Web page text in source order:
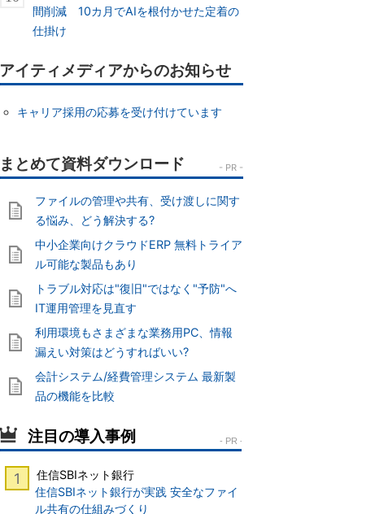
間削減 10カ月でAIを根付かせた定着の
仕掛け
アイティメディアからのお知らせ
キャリア採用の応募を受け付けています
ファイルの管理や共有、受け渡しに関す
る悩み、どう解決する?
中小企業向けクラウドERP 無料トライア
ル可能な製品もあり
トラブル対応は"復旧"ではなく"予防"へ
IT運用管理を見直す
利用環境もさまざまな業務用PC、情報
漏えい対策はどうすればいい?
会計システム/経費管理システム 最新製
品の機能を比較